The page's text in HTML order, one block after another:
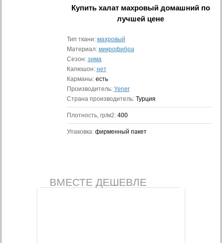
Купить халат махровый домашнийпо
лучшей цене
Тип ткани: махровый
Материал: микрофибра
Сезон: зима
Капюшон: нет
Карманы: есть
Производитель: Yener
Страна производитель: Турция
Плотность, гр/м2: 400
Упаковка: фирменный пакет
ВМЕСТЕ ДЕШЕВЛЕ